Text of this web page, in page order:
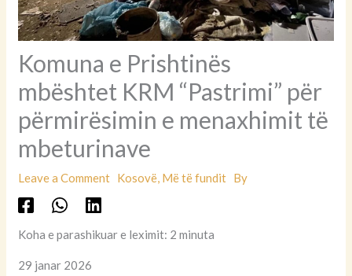
Komuna e Prishtinës
mbështet KRM “Pastrimi” për
përmirësimin e menaxhimit të
mbeturinave
Leave a Comment Kosovë, Më të fundit By
Koha e parashikuar e leximit: 2 minuta
29 janar 2026